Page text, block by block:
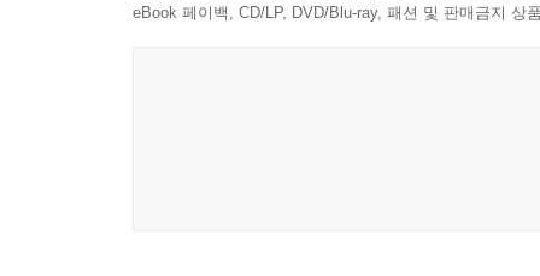
* 앞서 읽은 이야기를 짧은 연극으로 꾸며볼 수 있
eBook 페이백, CD/LP, DVD/Blu-ray, 패션 및 판매금지 상